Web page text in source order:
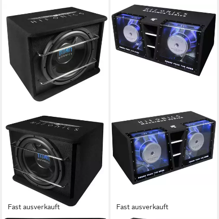
Fast ausverkauft Fast ausverkauft